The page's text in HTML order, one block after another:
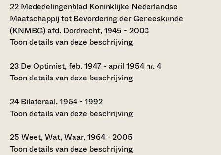
22 Mededelingenblad Koninklijke Nederlandse
Maatschappij tot Bevordering der Geneeskunde
(KNMBG) afd. Dordrecht, 1945 - 2003
Toon details van deze beschrijving
23 De Optimist, feb. 1947 - april 1954 nr. 4
Toon details van deze beschrijving
24 Bilateraal, 1964 - 1992
Toon details van deze beschrijving
25 Weet, Wat, Waar, 1964 - 2005
Toon details van deze beschrijving